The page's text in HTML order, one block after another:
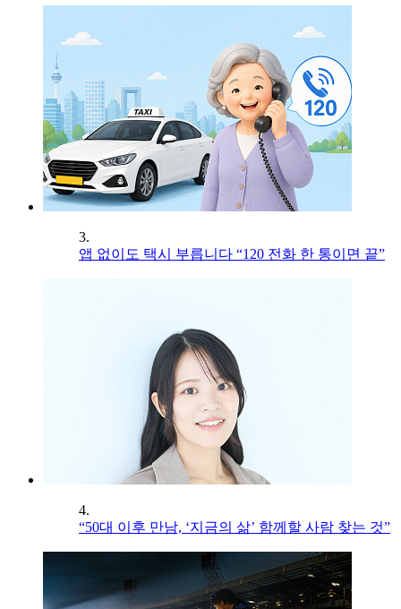
3.
앱 없이도 택시 부릅니다 “120 전화 한 통이면 끝”
4.
“50대 이후 만남, ‘지금의 삶’ 함께할 사람 찾는 것”